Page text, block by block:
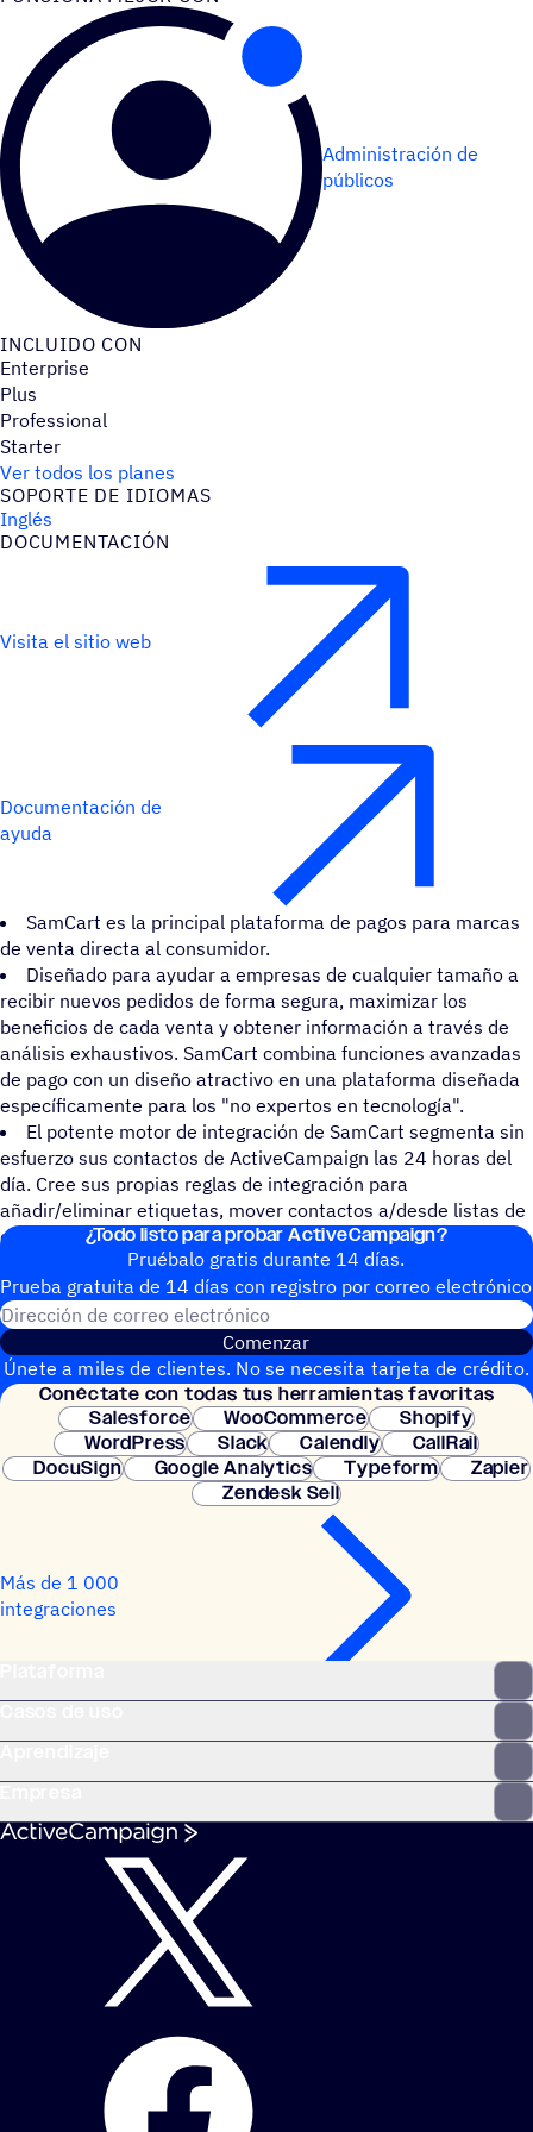
Administración de
públicos
INCLUIDO CON
Enterprise
Plus
Professional
Starter
Ver todos los planes
SOPORTE DE IDIOMAS
Inglés
DOCU­MEN­TA­CIÓN
Visita el sitio web
Documentación de
ayuda
SamCart es la principal plataforma de pagos para marcas
de venta directa al consumidor.
Diseñado para ayudar a empresas de cualquier tamaño a
recibir nuevos pedidos de forma segura, maximizar los
beneficios de cada venta y obtener información a través de
análisis exhaustivos. SamCart combina funciones avanzadas
de pago con un diseño atractivo en una plataforma diseñada
específicamente para los "no expertos en tecnología".
El potente motor de integración de SamCart segmenta sin
esfuerzo sus contactos de ActiveCampaign las 24 horas del
día. Cree sus propias reglas de integración para
añadir/eliminar etiquetas, mover contactos a/desde listas de
correo electrónico en cada paso del ciclo de vida del cliente.
¿Todo listo para probar ActiveCampaign?
Pruébalo gratis durante 14 días.
Prueba gratuita de 14 días con regis­tro por correo electrónico
Dirección de correo electrónico
Comenzar
Únete a miles de clientes. No se necesita tarjeta de crédito.
Configuración instantánea.
Conéc­tate con todas tus herramientas favoritas
Salesforce
WooCommerce
Shopify
WordPress
Slack Calendly
CallRail
DocuSign
Google Analytics Typeform
Zapier
Zendesk Sell
Más de 1 000
integraciones